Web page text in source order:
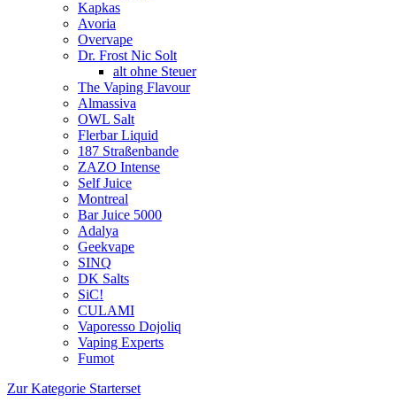
Kapkas
Avoria
Overvape
Dr. Frost Nic Solt
alt ohne Steuer
The Vaping Flavour
Almassiva
OWL Salt
Flerbar Liquid
187 Straßenbande
ZAZO Intense
Self Juice
Montreal
Bar Juice 5000
Adalya
Geekvape
SINQ
DK Salts
SiC!
CULAMI
Vaporesso Dojoliq
Vaping Experts
Fumot
Zur Kategorie Starterset